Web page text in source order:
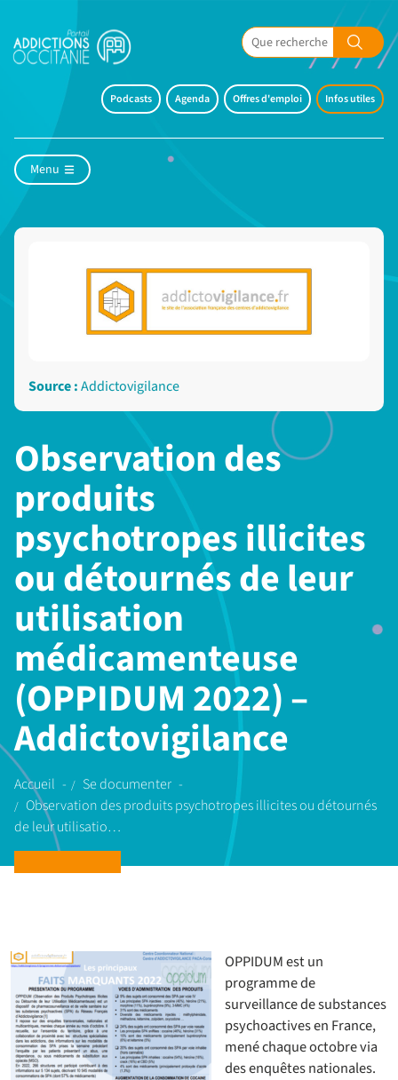
Podcasts Agenda Offres d'emploi Infos utiles
Menu
Observation des
produits
psychotropes illicites
ou détournés de leur
utilisation
médicamenteuse
(OPPIDUM 2022) –
Addictovigilance
Accueil
Se documenter
Observation des produits psychotropes illicites ou détournés
de leur utilisatio…
Source :Addictovigilance
OPPIDUM est un
programme de
surveillance de substances
psychoactives en France,
mené chaque octobre via
des enquêtes nationales.